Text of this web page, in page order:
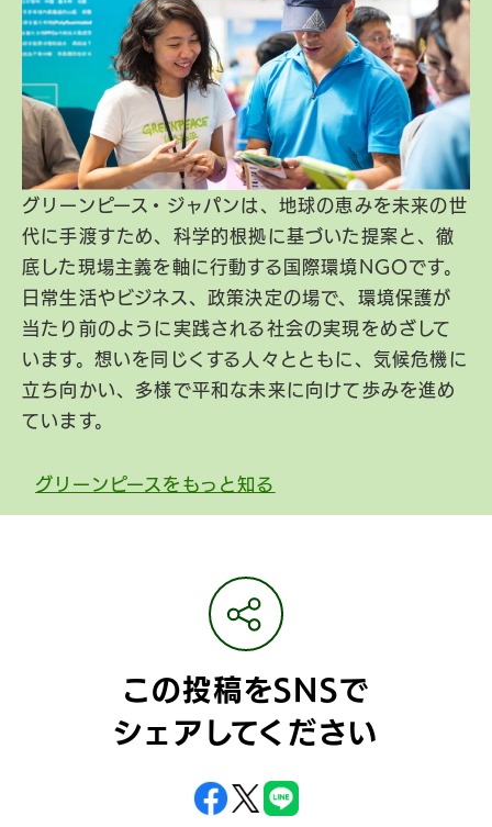
グリーンピース・ジャパンは、地球の恵みを未来の世
代に手渡すため、科学的根拠に基づいた提案と、徹
底した現場主義を軸に行動する国際環境NGOです。
日常生活やビジネス、政策決定の場で、環境保護が
当たり前のように実践される社会の実現をめざして
います。想いを同じくする人々とともに、気候危機に
立ち向かい、多様で平和な未来に向けて歩みを進め
ています。
グリーンピースをもっと知る
この投稿をSNSで
シェアしてください